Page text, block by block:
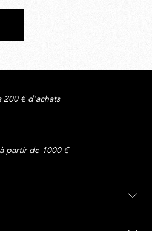
€ d’achats
partir de 1000 €